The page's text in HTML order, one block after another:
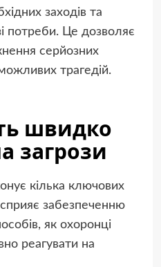
заходів та
потреби. Це дозволяє
серйозних
трагедій.
швидко
загрози
кілька ключових
забезпеченню
як охоронці
реагувати на